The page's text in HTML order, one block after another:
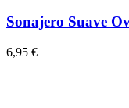
Sonajero Suave
6,95 €